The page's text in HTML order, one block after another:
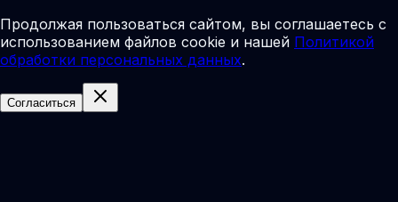
Продолжая пользоваться сайтом, вы соглашаетесь с
использованием файлов cookie и нашей Политикой
обработки персональных данных.
Согласиться